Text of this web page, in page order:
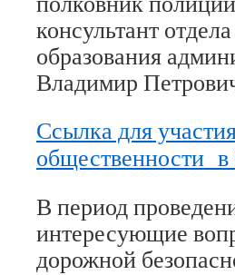
консультант
образования
Владимир
Ссылка для
общественности в
В период
интересующие
дорожной